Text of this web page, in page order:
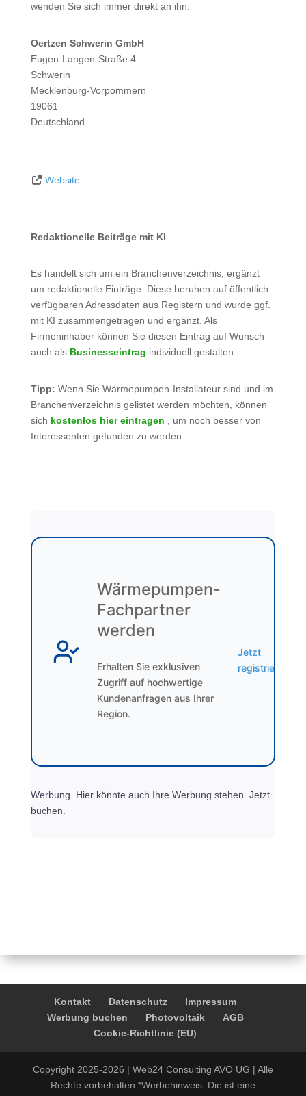
wenden Sie sich immer direkt an ihn:
Oertzen Schwerin GmbH
Eugen-Langen-Straße 4
Schwerin
Mecklenburg-Vorpommern
19061
Deutschland
Website
Redaktionelle Beiträge mit KI
Es handelt sich um ein Branchenverzeichnis, ergänzt
um redaktionelle Einträge. Diese beruhen auf öffentlich
verfügbaren Adressdaten aus Registern und wurde ggf.
mit KI zusammengetragen und ergänzt. Als
Firmeninhaber können Sie diesen Eintrag auf Wunsch
auch als Businesseintrag individuell gestalten.
Tipp: Wenn Sie Wärmepumpen-Installateur sind und im
Branchenverzeichnis gelistet werden möchten, können
sich kostenlos hier eintragen , um noch besser von
Interessenten gefunden zu werden.
Wärmepumpen-
Fachpartner
werden
Erhalten Sie exklusiven
Zugriff auf hochwertige
Kundenanfragen aus Ihrer
Region.
Jetzt
registrieren
Werbung. Hier könnte auch Ihre Werbung stehen. Jetzt
buchen.
Kontakt Datenschutz
Impressum
Werbung buchen
Photovoltaik
AGB
Cookie-Richtlinie (EU)
Copyright 2025-2026 | Web24 Consulting AVO UG | Alle
Rechte vorbehalten *Werbehinweis: Die ist eine